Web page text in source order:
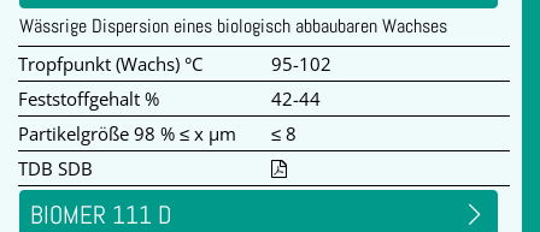
Wässrige Dispersion eines biologisch abbaubaren Wachses
Tropfpunkt (Wachs) °C
95-102
Feststoffgehalt %
42-44
Partikelgröße 98 % ≤ x µm
≤ 8
TDB SDB
BIOMER 111 D